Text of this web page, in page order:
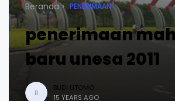
Beranda PENERIMAAN
penerimaan
baru unesa 2011
B
BUDI UTOMO
15 YEARS AGO